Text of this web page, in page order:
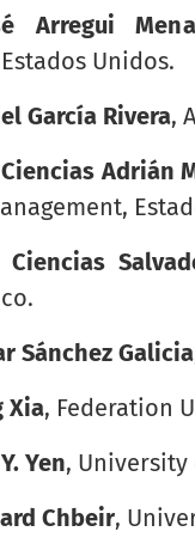
Arregui Mena
Unidos.
García Rivera,
Adrián
Sánchez Galicia
Xia, Federation
Yen, University
Chbeir,